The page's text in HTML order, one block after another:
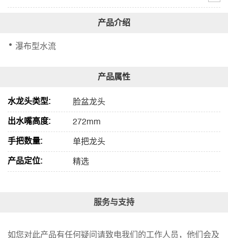
瀑布型水流
水龙头类型:
脸盆龙头
出水嘴高度:
272mm
手把数量:
单把龙头
产品定位:
精选
服务与支持
如您对此产品有任何疑问请致电我们的工作人员，他们会及